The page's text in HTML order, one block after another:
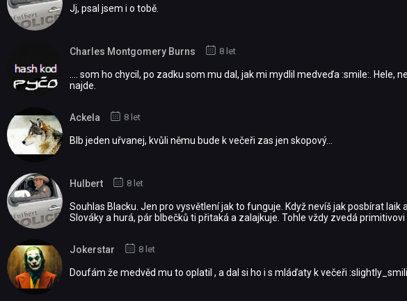
Jj, psal jsem i o tobě.
Charles Montgomery Burns 8 let
.... som ho chycil, po zadku som mu dal, jak mi mydlil medveďa :smile:.
najde.
Ackela 8 let
Blb jeden uřvanej, kvůli němu bude k večeři zas jen skopový...
Hulbert 8 let
Souhlas Blacku. Jen pro vysvětlení jak to funguje. Když nevíš jak posbírat
Slováky a hurá, pár blbečků ti přitaká a zalajkuje. Tohle vždy zvedá primitivovi
Jokerstar 8 let
Doufám že medvěd mu to oplatil , a dal si ho i s mláďaty k večeři